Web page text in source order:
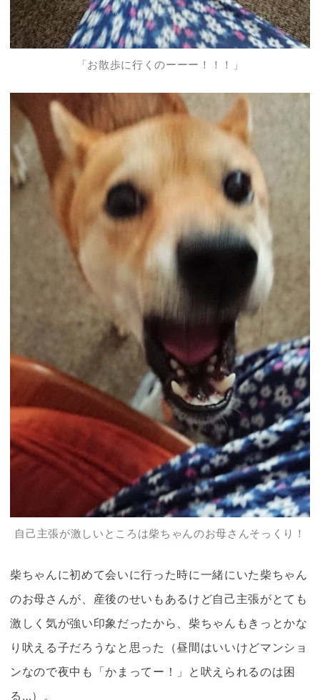
「お散歩に行くのーーー！！！」
自己主張が激しいところは柴ちゃんのお母さんそっくり！
柴ちゃんに初めて会いに行った時に一緒にいた 柴ちゃん
のお母さんが、産後のせいもあるけど自己主張がとても
激しく気が強い印象だったから、 柴ちゃん もきっとかな
り吠える子だろうなと思った（昼間はいいけどマンショ
ンなので夜中も「かまってー！」と吠えられるのは困
る…）。